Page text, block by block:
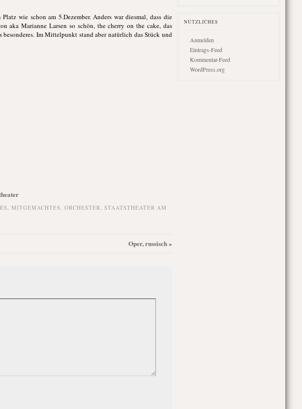
wie schon am 5.Dezember. Anders war diesmal, dass die
aka Marianne Larsen so schön, the cherry on the cake, das
Im Mittelpunkt stand aber natürlich das Stück und
, MITGEMACHTES, ORCHESTER, STAATSTHEATER AM
Oper, russisch»
NÜTZLICHES
Anmelden
Eintrags-Feed
Kommentar-Feed
WordPress.org